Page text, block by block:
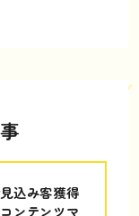
込み客獲得
ンテンツマ